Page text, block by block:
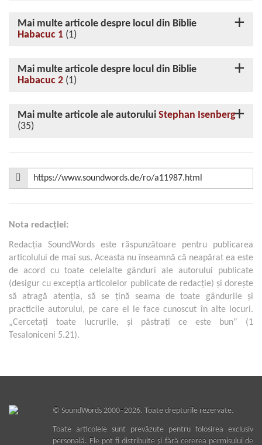
Mai multe articole despre locul din Biblie
Habacuc 1 (1)
Mai multe articole despre locul din Biblie
Habacuc 2 (1)
Mai multe articole ale autorului Stephan Isenberg
(35)
Nota redacţiei:
Redacţia SoundWords este răspunzătoare pentru publicarea
articolului de mai sus. Aceasta nu înseamnă că neapărat ea este
de acord cu toate celelalte gânduri ale autorului publicate
(desigur cu excepţia articolelor publicate de redacţie) şi doreşte
să atragă atenţia, să se ţină seama de toate gândurile şi
practicile autorului, pe care el le face cunoscut în alte locuri.
„Cercetaţi toate lucrurile, şi păstraţi ce este bun” (1
Tesaloniceni 5.21).
© SoundWords2000–2026. Toate drepturile rezervate.
Toate articolele sunt prevăzute pentru folosirea exclusiv
personală. Ele pot fi distribuite şi fără cererea permisului de